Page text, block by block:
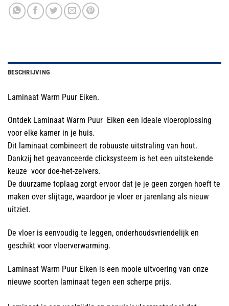
BESCHRIJVING
Laminaat Warm Puur Eiken.
Ontdek Laminaat Warm Puur Eiken een ideale vloeroplossing
voor elke kamer in je huis.
Dit laminaat combineert de robuuste uitstraling van hout.
Dankzij het geavanceerde clicksysteem is het een uitstekende
keuze voor doe-het-zelvers.
De duurzame toplaag zorgt ervoor dat je je geen zorgen hoeft te
maken over slijtage, waardoor je vloer er jarenlang als nieuw
uitziet.
De vloer is eenvoudig te leggen, onderhoudsvriendelijk en
geschikt voor vloerverwarming.
Laminaat Warm Puur Eiken is een mooie uitvoering van onze
nieuwe soorten laminaat tegen een scherpe prijs.